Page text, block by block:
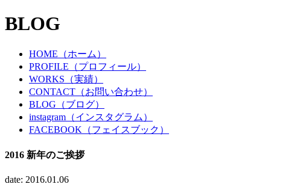
BLOG
HOME（ホーム）
PROFILE（プロフィール）
WORKS（実績）
CONTACT（お問い合わせ）
BLOG（ブログ）
instagram（インスタグラム）
FACEBOOK（フェイスブック）
2016 新年のご挨拶
date: 2016.01.06